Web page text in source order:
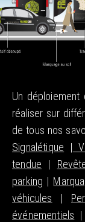
Un déploiement
réaliser sur
de tous nos
Signalétique |
tendue |
parking |
véhicules |
événementiels